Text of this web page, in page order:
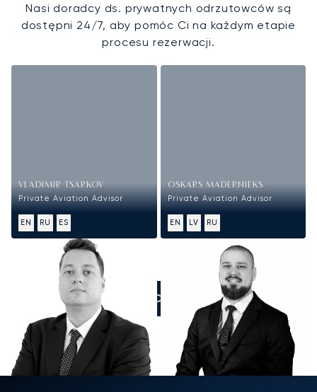
Nasi doradcy ds. prywatnych odrzutowców są
dostępni 24/7, aby pomóc Ci na każdym etapie
procesu rezerwacji.
VLADIMIR TSARKOV
Private Aviation Advisor
EN RU ES
OSKARS MADERNIEKS
Private Aviation Advisor
EN LV RU
ZADZWOŃCIE DO NAS